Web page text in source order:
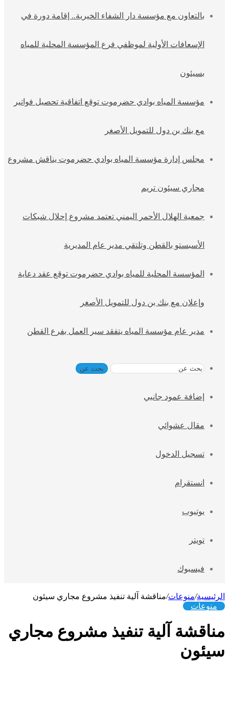
بالتعاون مع مؤسسة دار الشفاء الخيرية.. إقامة دورة في
الإسعافات الأولية لموظفي فرع المؤسسة المحلية للمياه
بسيئون
مؤسسة المياه بوادي حضرموت توقع اتفاقية تحصيل فواتير
مع بنك بن دول للتمويل الأصغر
مجلس إدارة مؤسسة المياه بوادي حضرموت يناقش مشروع
مجاري سيئون تريم
جمعية الهلال الأحمر اليمني تعتمد مشروع إحلال شبكات
الأسبستو بالقطن وتلتقي مدير عام المديرية
المؤسسة المحلية للمياه بوادي حضرموت توقع عقد دعاية
وإعلان مع بنك بن دول للتمويل الأصغر
مدير عام مؤسسة المياه يتفقد سير العمل بفرع القطن
بحث عن
إضافة عمود جانبي
مقال عشوائي
تسجيل الدخول
انستقرام
يوتيوب
تويتر
فيسبوك
الرئيسية/منوعات/مناقشة آلية تنفيذ مشروع مجاري سيئون
منوعات
مناقشة آلية تنفيذ مشروع مجاري
سيئون